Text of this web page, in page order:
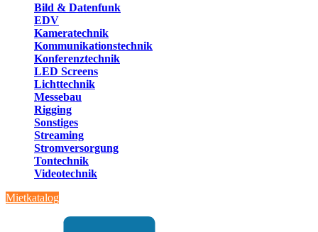
Bild & Datenfunk
EDV
Kameratechnik
Kommunikationstechnik
Konferenztechnik
LED Screens
Lichttechnik
Messebau
Rigging
Sonstiges
Streaming
Stromversorgung
Tontechnik
Videotechnik
Mietkatalog